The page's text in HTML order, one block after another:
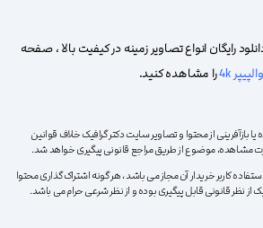
رایگان انواع تصاویر زمینه در کیفیت بالا ، صفحه
والپیپر 4k
را مشاهده کنید.
بازآفرینی از محتوا و تصاویر سایت دکتر گرافیک خلاف قوانین
مشاهده، موضوع از طریق مراجع قانونی پیگیری خواهد شد.
کاربر خریدار آن مجاز می باشد ، هر گونه اشتراک گذاری محتوا
نظر قانونی قابل پیگیری بوده و از نظر شرعی حرام می باشد.